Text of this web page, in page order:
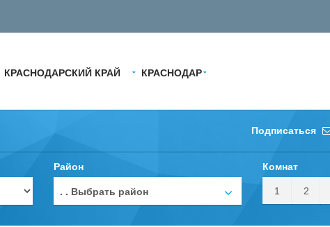
КРАСНОДАРСКИЙ КРАЙ КРАСНОДАР
Подписаться
Район
. . Выбрать район
Комнат
1 2